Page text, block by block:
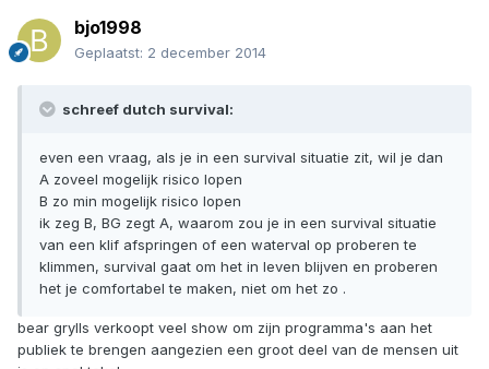
bjo1998
Geplaatst: 2 december 2014
schreef dutch survival:
even een vraag, als je in een survival situatie zit, wil je dan
A zoveel mogelijk risico lopen
B zo min mogelijk risico lopen
ik zeg B, BG zegt A, waarom zou je in een survival situatie
van een klif afspringen of een waterval op proberen te
klimmen, survival gaat om het in leven blijven en proberen
het je comfortabel te maken, niet om het zo .
bear grylls verkoopt veel show om zijn programma's aan het
publiek te brengen aangezien een groot deel van de mensen uit